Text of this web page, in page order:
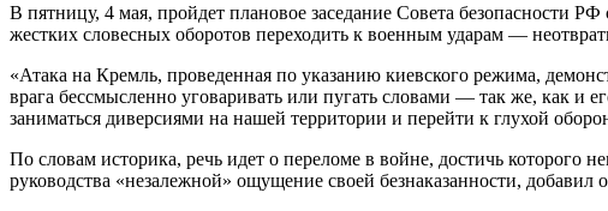
В пятницу, 4 мая, пройдет плановое заседание Совета безопасности
жестких словесных оборотов переходить к военным ударам —
«Атака на Кремль, проведенная по указанию киевского режима,
врага бессмысленно уговаривать или пугать словами — так же, как и
заниматься диверсиями на нашей территории и перейти к глухой
По словам историка, речь идет о переломе в войне, достичь
руководства «незалежной» ощущение своей безнаказанности, добавил